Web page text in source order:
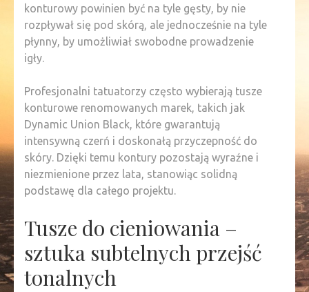
konturowy powinien być na tyle gęsty, by nie
rozpływał się pod skórą, ale jednocześnie na tyle
płynny, by umożliwiał swobodne prowadzenie
igły.
Profesjonalni tatuatorzy często wybierają tusze
konturowe renomowanych marek, takich jak
Dynamic Union Black, które gwarantują
intensywną czerń i doskonałą przyczepność do
skóry. Dzięki temu kontury pozostają wyraźne i
niezmienione przez lata, stanowiąc solidną
podstawę dla całego projektu.
Tusze do cieniowania –
sztuka subtelnych przejść
tonalnych